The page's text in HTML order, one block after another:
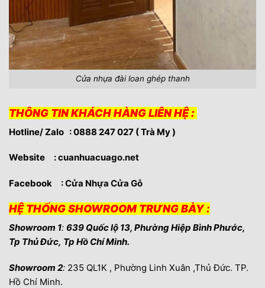
Cửa nhựa đài loan ghép thanh
THÔNG TIN KHÁCH HÀNG LIÊN HỆ :
Hotline/ Zalo : 0888 247 027 ( Trà My )
Website :cuanhuacuago.net
Facebook :Cửa Nhựa Cửa Gỗ
HỆ THỐNG SHOWROOM TRƯNG BÀY :
Showroom 1: 639 Quốc lộ 13, Phường Hiệp Bình Phước,
Tp Thủ Đức, Tp Hồ Chí Minh.
Showroom 2: 235 QL1K , Phường Linh Xuân ,Thủ Đức. TP.
Hồ Chí Minh.